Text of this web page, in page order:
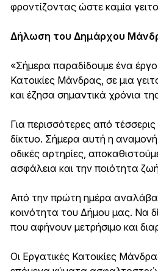
φροντίζοντας ώστε καμία
Δήλωση του Δημάρχου
«Σήμερα παραδίδουμε ένα έργο
Κατοικίες Μάνδρας, σε μια
και έζησα σημαντικά χρόνια
Για περισσότερες από
δίκτυο. Σήμερα αυτή η
οδικές αρτηρίες,
ασφάλεια και την ποιότητα
Από την πρώτη ημέρα
κοινότητα του Δήμου μας. Να
που αφήνουν μετρήσιμο και
Οι Εργατικές Κατοικίες